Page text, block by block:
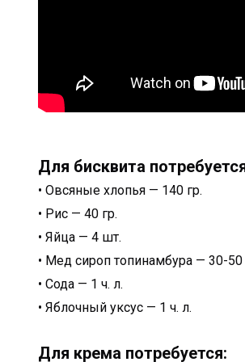
Для бисквита
• Овсяные хлопья — 140 гр.
• Рис — 40 гр.
• Яйца — 4 шт.
• Мед сироп топинамбура — 30-50
• Сода — 1 ч. л.
• Яблочный уксус — 1 ч. л.
Для крема потребуется: